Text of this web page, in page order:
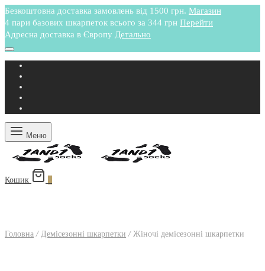
Безкоштовна доставка замовлень від 1500 грн. Магазин
4 пари базових шкарпеток всього за 344 грн Перейти
Адресна доставка в Європу Детально
Меню
Кошик
Головна / Демісезонні шкарпетки /Жіночі демісезонні шкарпетки